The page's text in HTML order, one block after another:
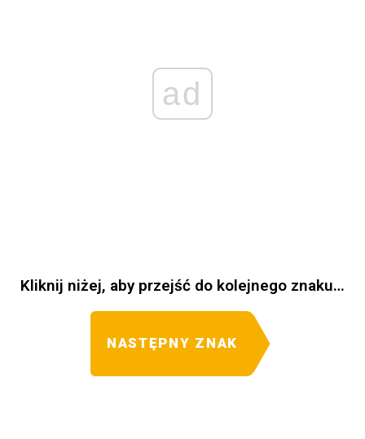
ad
Kliknij niżej, aby przejść do kolejnego znaku…
NASTĘPNY ZNAK